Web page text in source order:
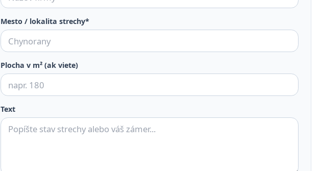
Mesto / lokalita strechy*
Plocha v m² (ak viete)
Text